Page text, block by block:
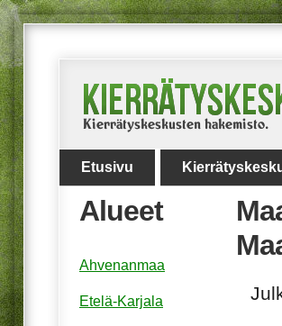
Etusivu
Alueet
Ahvenanmaa
Etelä-Karjala